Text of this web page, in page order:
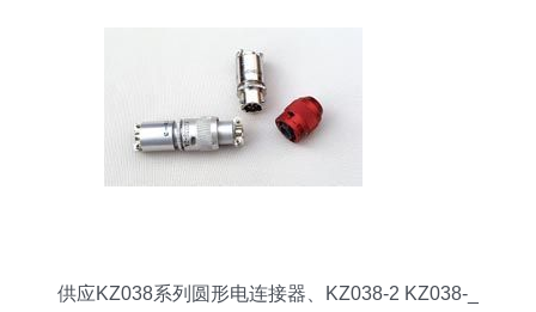
供应KZ038系列圆形电连接器、KZ038-2 KZ038-_